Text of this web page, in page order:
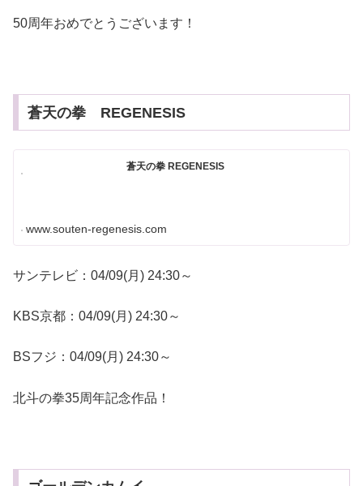
50周年おめでとうございます！
蒼天の拳 REGENESIS
蒼天の拳 REGENESIS
www.souten-regenesis.com
サンテレビ：04/09(月) 24:30～
KBS京都：04/09(月) 24:30～
BSフジ：04/09(月) 24:30～
北斗の拳35周年記念作品！